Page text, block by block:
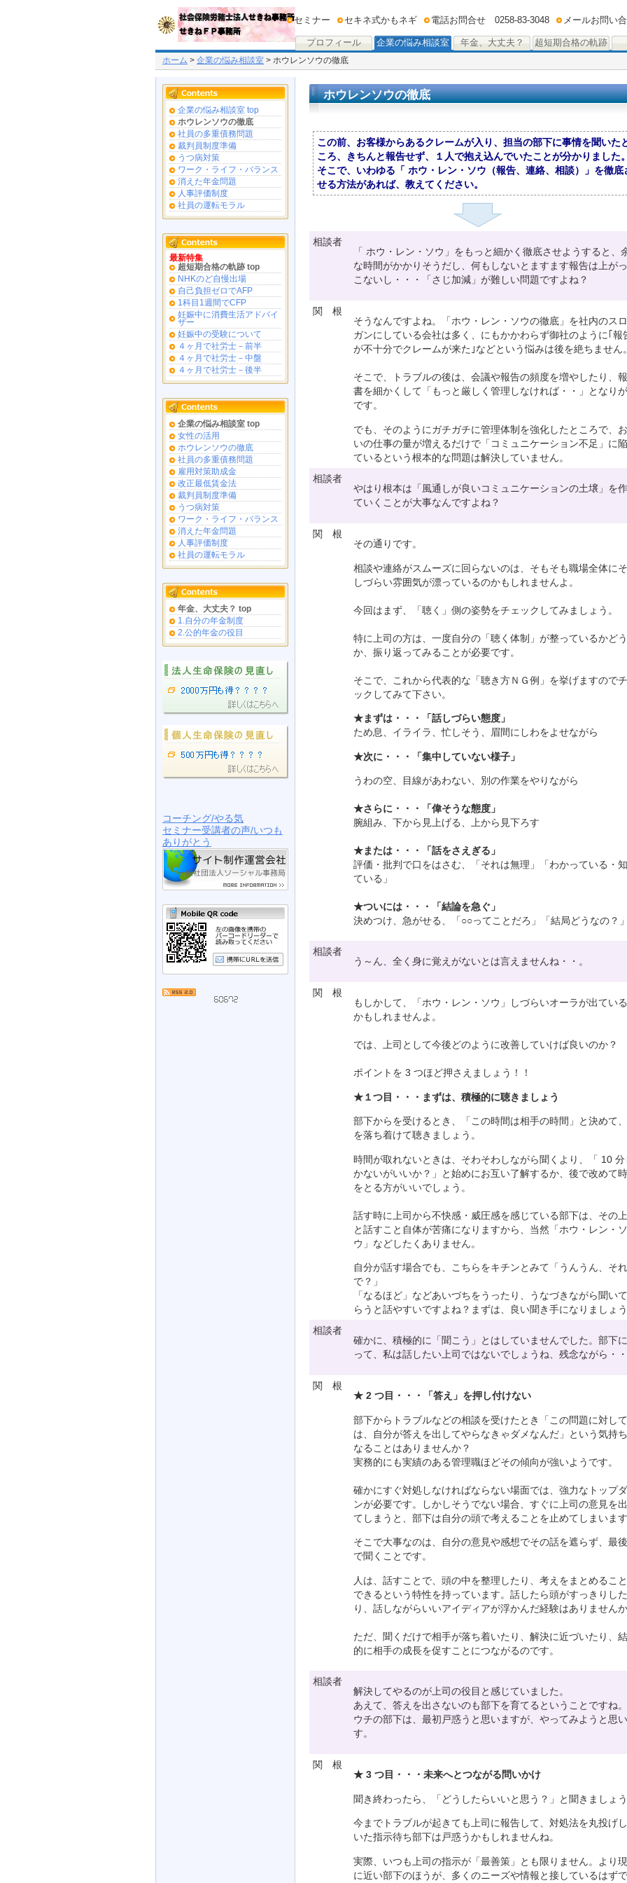
プロフィール 企業の悩み相談室 年金、大丈夫？ 超短期合格の軌跡
セミナー セキネ式かもネギ 電話お問合せ 0258-83-3048 メールお問い
ホーム > 企業の悩み相談室 > ホウレンソウの徹底
企業の悩み相談室 top
ホウレンソウの徹底
社員の多重債務問題
裁判員制度準備
うつ病対策
ワーク・ライフ・バランス
消えた年金問題
人事評価制度
社員の運転モラル
最新特集
超短期合格の軌跡 top
NHKのど自慢出場
自己負担ゼロでAFP
1科目1週間でCFP
妊娠中に消費生活アドバイ
ザー
妊娠中の受験について
４ヶ月で社労士－前半
４ヶ月で社労士－中盤
４ヶ月で社労士－後半
企業の悩み相談室 top
女性の活用
ホウレンソウの徹底
社員の多重債務問題
雇用対策助成金
改正最低賃金法
裁判員制度準備
うつ病対策
ワーク・ライフ・バランス
消えた年金問題
人事評価制度
社員の運転モラル
年金、大丈夫？ top
1.自分の年金制度
2.公的年金の役目
コーチング/やる気
セミナー受講者の声/いつも
ありがとう
ホウレンソウの徹底
この前、お客様からあるクレームが入り、担当の部下に事情を聞いた
ころ、きちんと報告せず、１人で抱え込んでいたことが分かりました。
そこで、いわゆる「 ホウ・レン・ソウ（報告、連絡、相談）」を徹底
せる方法があれば、教えてください。
相談者
「 ホウ・レン・ソウ」をもっと細かく徹底させようすると、
な時間がかかりそうだし、何もしないとますます報告は上が
こないし・・・「さじ加減」が難しい問題ですよね？
関 根
そうなんですよね。「ホウ・レン・ソウの徹底」を社内のス
ガンにしている会社は多く、にもかかわらず御社のように｢報
が不十分でクレームが来た｣などという悩みは後を絶ちません。
そこで、トラブルの後は、会議や報告の頻度を増やしたり、
書を細かくして「もっと厳しく管理しなければ・・」となり
です。
でも、そのようにガチガチに管理体制を強化したところで、
いの仕事の量が増えるだけで「コミュニケーション不足」に
ているという根本的な問題は解決していません。
相談者
やはり根本は「風通しが良いコミュニケーションの土壌」を
ていくことが大事なんですよね？
関 根
その通りです。
相談や連絡がスムーズに回らないのは、そもそも職場全体に
しづらい雰囲気が漂っているのかもしれませんよ。
今回はまず、「聴く」側の姿勢をチェックしてみましょう。
特に上司の方は、一度自分の「聴く体制」が整っているかどう
か、振り返ってみることが必要です。
そこで、これから代表的な「聴き方ＮＧ例」を挙げますので
ックしてみて下さい。
★まずは・・・「話しづらい態度」
ため息、イライラ、忙しそう、眉間にしわをよせながら
★次に・・・「集中していない様子」
うわの空、目線があわない、別の作業をやりながら
★さらに・・・「偉そうな態度」
腕組み、下から見上げる、上から見下ろす
★または・・・「話をさえぎる」
評価・批判で口をはさむ、「それは無理」「わかっている・
ている」
★ついには・・・「結論を急ぐ」
決めつけ、急がせる、「○○ってことだろ」「結局どうなの？」
相談者
う～ん、全く身に覚えがないとは言えませんね・・。
関 根
もしかして、「ホウ・レン・ソウ」しづらいオーラが出てい
かもしれませんよ。
では、上司として今後どのように改善していけば良いのか？
ポイントを 3 つほど押さえましょう！！
★１つ目・・・まずは、積極的に聴きましょう
部下からを受けるとき、「この時間は相手の時間」と決めて
を落ち着けて聴きましょう。
時間が取れないときは、そわそわしながら聞くより、「 10 分
かないがいいか？」と始めにお互い了解するか、後で改めて
をとる方がいいでしょう。
話す時に上司から不快感・威圧感を感じている部下は、その
と話すこと自体が苦痛になりますから、当然「ホウ・レン・ソ
ウ」などしたくありません。
自分が話す場合でも、こちらをキチンとみて「うんうん、それ
で？」
「なるほど」などあいづちをうったり、うなづきながら聞い
らうと話やすいですよね？まずは、良い聞き手になりましょう
相談者
確かに、積極的に「聞こう」とはしていませんでした。部下
って、私は話したい上司ではないでしょうね、残念ながら・・
関 根
★ 2 つ目・・・「答え」を押し付けない
部下からトラブルなどの相談を受けたとき「この問題に対して
は、自分が答えを出してやらなきゃダメなんだ」という気持
なることはありませんか？
実務的にも実績のある管理職ほどその傾向が強いようです。
確かにすぐ対処しなければならない場面では、強力なトップ
ンが必要です。しかしそうでない場合、すぐに上司の意見を
てしまうと、部下は自分の頭で考えることを止めてしまいます
そこで大事なのは、自分の意見や感想でその話を遮らず、最
で聞くことです。
人は、話すことで、頭の中を整理したり、考えをまとめるこ
できるという特性を持っています。話したら頭がすっきりした
り、話しながらいいアイディアが浮かんだ経験はありません
ただ、聞くだけで相手が落ち着いたり、解決に近づいたり、
的に相手の成長を促すことにつながるのです。
相談者
解決してやるのが上司の役目と感じていました。
あえて、答えを出さないのも部下を育てるということですね。
ウチの部下は、最初戸惑うと思いますが、やってみようと思
す。
関 根
★ 3 つ目・・・未来へとつながる問いかけ
聞き終わったら、「どうしたらいいと思う？」と聞きましょう
今までトラブルが起きても上司に報告して、対処法を丸投げ
いた指示待ち部下は戸惑うかもしれませんね。
実際、いつも上司の指示が「最善策」とも限りません。より
に近い部下のほうが、多くのニーズや情報と接しているはず